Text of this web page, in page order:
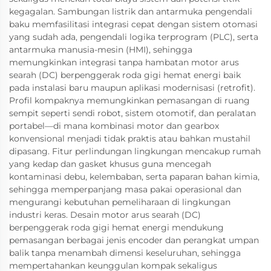
kegagalan. Sambungan listrik dan antarmuka pengendali
baku memfasilitasi integrasi cepat dengan sistem otomasi
yang sudah ada, pengendali logika terprogram (PLC), serta
antarmuka manusia-mesin (HMI), sehingga
memungkinkan integrasi tanpa hambatan motor arus
searah (DC) berpenggerak roda gigi hemat energi baik
pada instalasi baru maupun aplikasi modernisasi (retrofit).
Profil kompaknya memungkinkan pemasangan di ruang
sempit seperti sendi robot, sistem otomotif, dan peralatan
portabel—di mana kombinasi motor dan gearbox
konvensional menjadi tidak praktis atau bahkan mustahil
dipasang. Fitur perlindungan lingkungan mencakup rumah
yang kedap dan gasket khusus guna mencegah
kontaminasi debu, kelembaban, serta paparan bahan kimia,
sehingga memperpanjang masa pakai operasional dan
mengurangi kebutuhan pemeliharaan di lingkungan
industri keras. Desain motor arus searah (DC)
berpenggerak roda gigi hemat energi mendukung
pemasangan berbagai jenis encoder dan perangkat umpan
balik tanpa menambah dimensi keseluruhan, sehingga
mempertahankan keunggulan kompak sekaligus